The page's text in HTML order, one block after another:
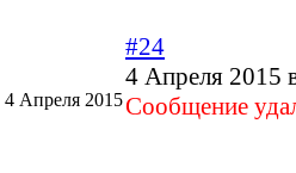
4 Апреля 2015
#24
4 Апреля 2015
Cообщение